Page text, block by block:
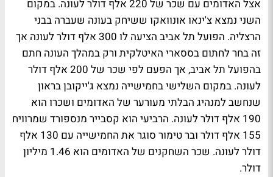
אצל האדומים עם שכר של 220 אלף דולר לעונה. במקום
השני נמצא צ'ינאו אונוואקו ששיחק בעונה שעברה בבני
הרצליה. הפועל תל אביב הציעה לו 300 אלף דולר לעונה אך
זה בחר לחתום בססארי האיטלקית ורק במהלך העונה חתם
בהפועל תל אביב, אך הפעם לפי שכר של 200 אלף דולר
לעונה. במקום השלישי בחמישייה נמצא ג'ייקובן בראון
שנחשב למנהיג הבלתי מעורער של האדומים ושכרו הוא
190 אלף דולר לעונה. הרביעי הוא קסבייר מנספורד שמרוויח
155 אלף דולר ובר טימור סוגר את החמישייה עם 130 אלף
דולר לעונה. שכר השחקנים של האדומים הוא 1.46 מיליון
דולר.